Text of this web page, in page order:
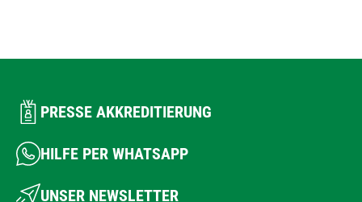
PRESSE AKKREDITIERUNG
HILFE PER WHATSAPP
UNSER NEWSLETTER